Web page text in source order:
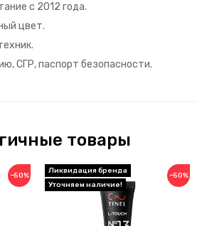
с 2012 года.
цвет.
СГР, паспорт безопасности.
товары
−50% −50%